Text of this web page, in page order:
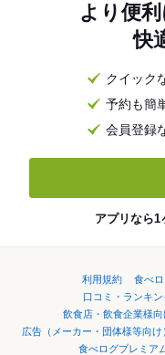
より便
快
クイック
予約も簡
会員登録
アプリなら1
利用規約 食べ
口コミ・ランキ
飲食店・飲食企業様向
広告（メーカー・団体様等向け
食べログプレミア